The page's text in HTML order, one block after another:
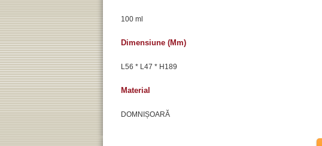
100 ml
Dimensiune (mm)
L56 * L47 * H189
Material
DOMNIȘOARĂ